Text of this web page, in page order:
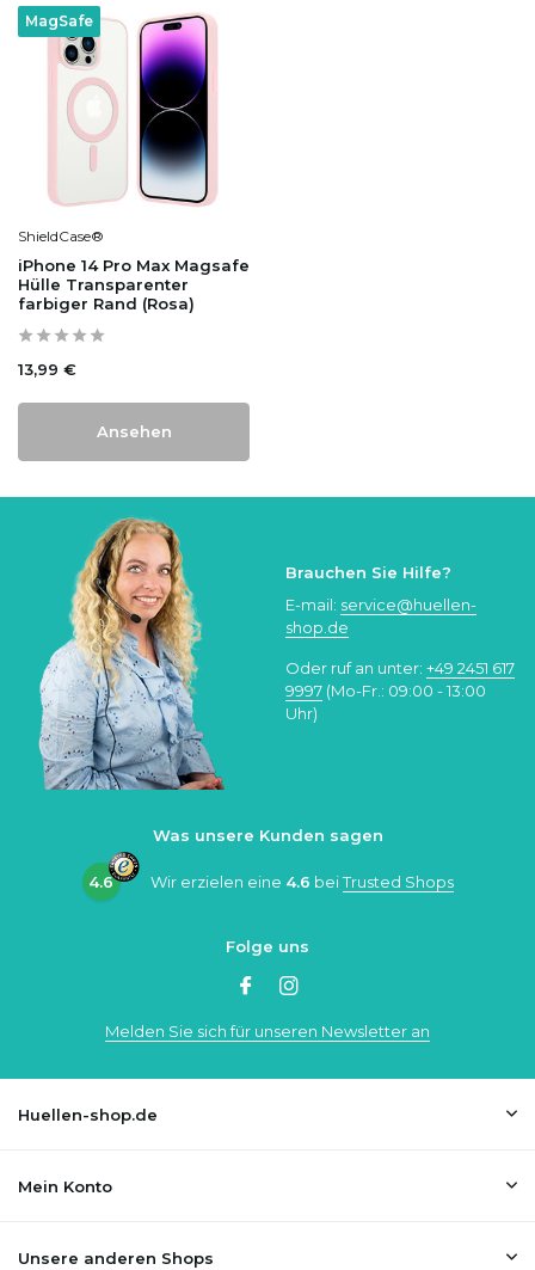
MagSafe
ShieldCase®
iPhone 14 Pro Max Magsafe
Hülle Transparenter
farbiger Rand (Rosa)
13,99 €
Ansehen
Brauchen Sie Hilfe?
E-mail: service@huellen-
shop.de
Oder ruf an unter: +49 2451 617
9997 (Mo-Fr.: 09:00 - 13:00
Uhr)
Was unsere Kunden sagen
4.6 Wir erzielen eine 4.6 beiTrusted Shops
Folge uns
Melden Sie sich für unseren Newsletter an
Huellen-shop.de
Mein Konto
Unsere anderen Shops